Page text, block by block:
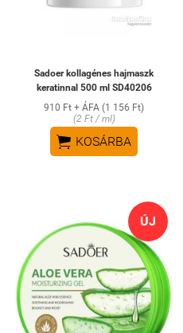
Sadoer kollagénes hajmaszk
keratinnal 500 ml SD40206
910 Ft + ÁFA (1 156 Ft)
(2 Ft / ml)
 KOSÁRBA
ÚJ